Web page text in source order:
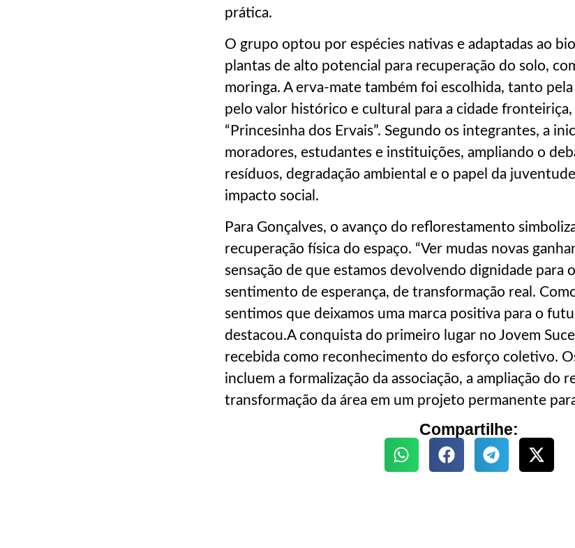
prática.
O grupo optou por espécies nativas e adaptadas ao
plantas de alto potencial para recuperação do solo,
moringa. A erva-mate também foi escolhida, tanto
pelo valor histórico e cultural para a cidade fronteiriça,
“Princesinha dos Ervais”. Segundo os integrantes, a
moradores, estudantes e instituições, ampliando o
resíduos, degradação ambiental e o papel da
impacto social.
Para Gonçalves, o avanço do reflorestamento
recuperação física do espaço. “Ver mudas novas
sensação de que estamos devolvendo dignidade para
sentimento de esperança, de transformação real.
sentimos que deixamos uma marca positiva para o
destacou.A conquista do primeiro lugar no Jovem
recebida como reconhecimento do esforço coletivo.
incluem a formalização da associação, a ampliação do
transformação da área em um projeto permanente
Compartilhe: